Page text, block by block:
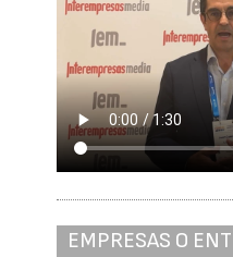
EMPRESAS O